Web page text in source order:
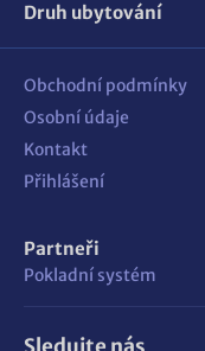
Druh ubytování
Obchodní podmínky
Osobní údaje
Kontakt
Přihlášení
Partneři
Pokladní systém